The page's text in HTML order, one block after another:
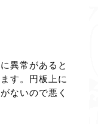
異常があると
す。円板上に
ないので悪く